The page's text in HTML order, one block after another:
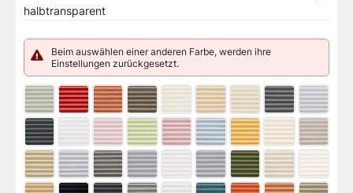
halbtransparent
Beim auswählen einer anderen Farbe, werden ihre
Einstellungen zurückgesetzt.